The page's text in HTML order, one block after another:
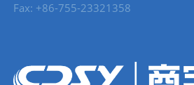
Fax: +86-755-23321358